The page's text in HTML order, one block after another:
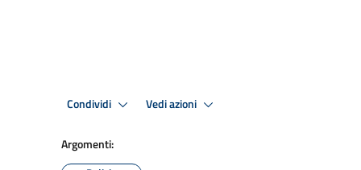
Condividi Vedi azioni
Argomenti: